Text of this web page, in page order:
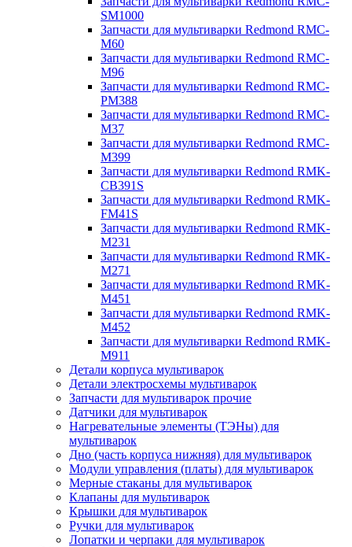
SM1000
Запчасти для мультиварки Redmond RMC-
M60
Запчасти для мультиварки Redmond RMC-
M96
Запчасти для мультиварки Redmond RMC-
PM388
Запчасти для мультиварки Redmond RMC-
M37
Запчасти для мультиварки Redmond RMC-
M399
Запчасти для мультиварки Redmond RMK-
CB391S
Запчасти для мультиварки Redmond RMK-
FM41S
Запчасти для мультиварки Redmond RMK-
M231
Запчасти для мультиварки Redmond RMK-
M271
Запчасти для мультиварки Redmond RMK-
M451
Запчасти для мультиварки Redmond RMK-
M452
Запчасти для мультиварки Redmond RMK-
M911
Детали корпуса мультиварок
Детали электросхемы мультиварок
Запчасти для мультиварок прочие
Датчики для мультиварок
Нагревательные элементы (ТЭНы) для
мультиварок
Дно (часть корпуса нижняя) для мультиварок
Модули управления (платы) для мультиварок
Мерные стаканы для мультиварок
Клапаны для мультиварок
Крышки для мультиварок
Ручки для мультиварок
Лопатки и черпаки для мультиварок